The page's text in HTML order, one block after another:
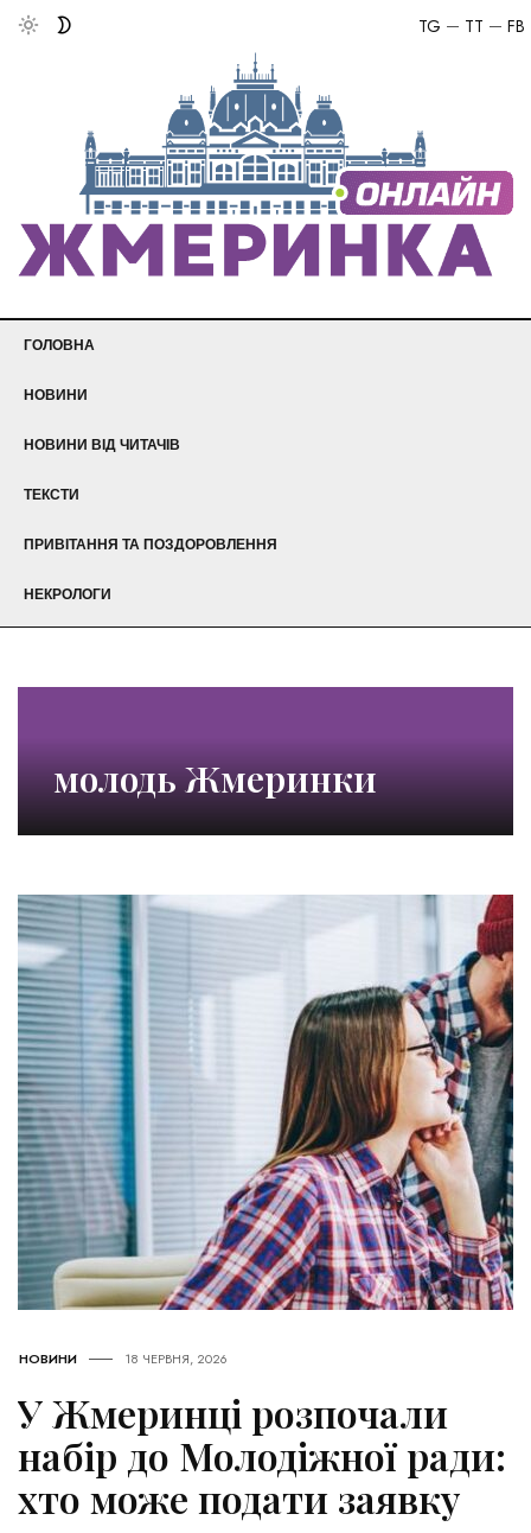
FB
TT
TG
ГОЛОВНА
НОВИНИ
НОВИНИ ВІД ЧИТАЧІВ
ТЕКСТИ
ПРИВІТАННЯ ТА ПОЗДОРОВЛЕННЯ
НЕКРОЛОГИ
молодь Жмеринки
НОВИНИ 18 ЧЕРВНЯ, 2026
У Жмеринці розпочали
набір до Молодіжної ради:
хто може подати заявку